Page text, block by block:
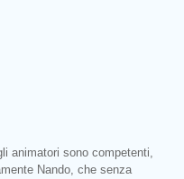
animatori sono competenti,
Nando, che senza